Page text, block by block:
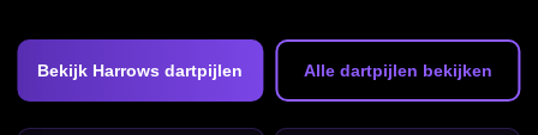
Bekijk Harrows dartpijlen Alle dartpijlen bekijken